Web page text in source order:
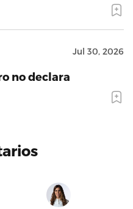
Jul 30, 2026
no declara